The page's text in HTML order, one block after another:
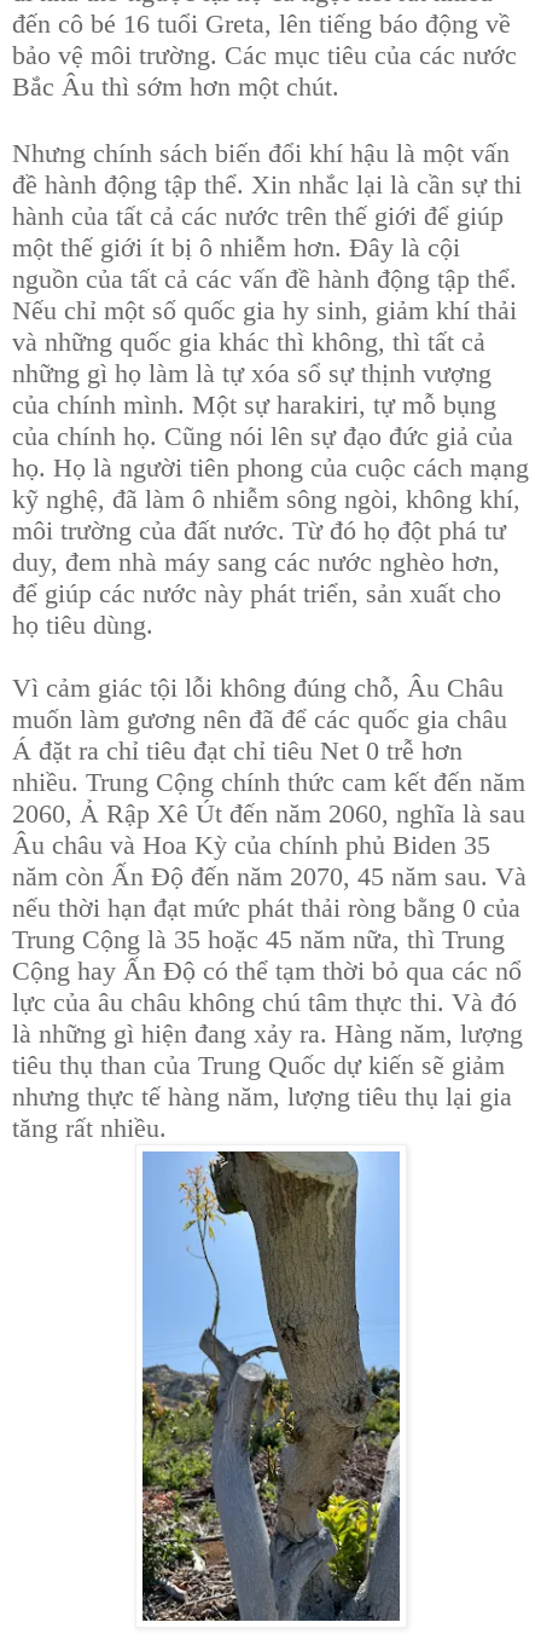
đến cô bé 16 tuổi Greta, lên tiếng báo động về
bảo vệ môi trường. Các mục tiêu của các nước
Bắc Âu thì sớm hơn một chút.
Nhưng chính sách biến đổi khí hậu là một vấn
đề hành động tập thể. Xin nhắc lại là cần sự thi
hành của tất cả các nước trên thế giới để giúp
một thế giới ít bị ô nhiễm hơn. Đây là cội
nguồn của tất cả các vấn đề hành động tập thể.
Nếu chỉ một số quốc gia hy sinh, giảm khí thải
và những quốc gia khác thì không, thì tất cả
những gì họ làm là tự xóa sổ sự thịnh vượng
của chính mình. Một sự harakiri, tự mỗ bụng
của chính họ. Cũng nói lên sự đạo đức giả của
họ. Họ là người tiên phong của cuộc cách mạng
kỹ nghệ, đã làm ô nhiễm sông ngòi, không khí,
môi trường của đất nước. Từ đó họ đột phá tư
duy, đem nhà máy sang các nước nghèo hơn,
để giúp các nước này phát triển, sản xuất cho
họ tiêu dùng.
Vì cảm giác tội lỗi không đúng chỗ, Âu Châu
muốn làm gương nên đã để các quốc gia châu
Á đặt ra chỉ tiêu đạt chỉ tiêu Net 0 trễ hơn
nhiều. Trung Cộng chính thức cam kết đến năm
2060, Ả Rập Xê Út đến năm 2060, nghĩa là sau
Âu châu và Hoa Kỳ của chính phủ Biden 35
năm còn Ấn Độ đến năm 2070, 45 năm sau. Và
nếu thời hạn đạt mức phát thải ròng bằng 0 của
Trung Cộng là 35 hoặc 45 năm nữa, thì Trung
Cộng hay Ấn Độ có thể tạm thời bỏ qua các nổ
lực của âu châu không chú tâm thực thi. Và đó
là những gì hiện đang xảy ra. Hàng năm, lượng
tiêu thụ than của Trung Quốc dự kiến ​​sẽ giảm
nhưng thực tế hàng năm, lượng tiêu thụ lại gia
tăng rất nhiều.